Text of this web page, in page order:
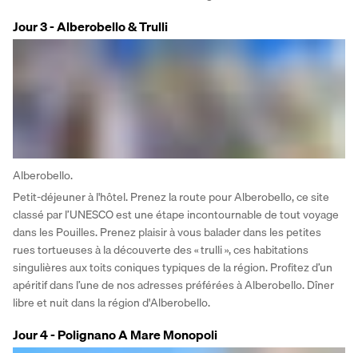
Jour 3 - Alberobello & Trulli
Alberobello.
Petit-déjeuner à l'hôtel. Prenez la route pour Alberobello, ce site
classé par l’UNESCO est une étape incontournable de tout voyage
dans les Pouilles. Prenez plaisir à vous balader dans les petites
rues tortueuses à la découverte des « trulli », ces habitations
singulières aux toits coniques typiques de la région. Profitez d’un
apéritif dans l’une de nos adresses préférées à Alberobello. Dîner
libre et nuit dans la région d'Alberobello.
Jour 4 - Polignano A Mare Monopoli